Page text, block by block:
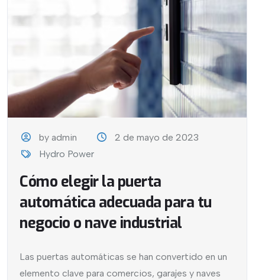
by admin
2 de mayo de 2023
Hydro Power
Cómo elegir la puerta
automática adecuada para tu
negocio o nave industrial
Las puertas automáticas se han convertido en un
elemento clave para comercios, garajes y naves